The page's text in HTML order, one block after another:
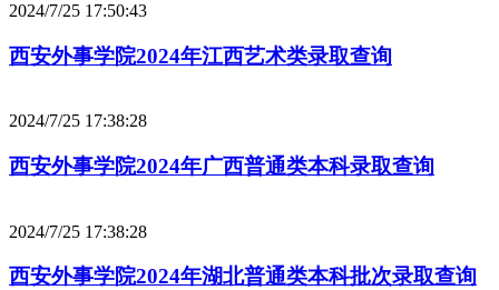
2024/7/25 17:50:43
西安外事学院2024年江西艺术类录取查询
2024/7/25 17:38:28
西安外事学院2024年广西普通类本科录取查询
2024/7/25 17:38:28
西安外事学院2024年湖北普通类本科批次录取查询